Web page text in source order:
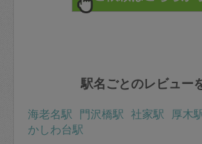
駅名ごとのレビュー
海老名駅 門沢橋駅 社家駅 厚木
かしわ台駅